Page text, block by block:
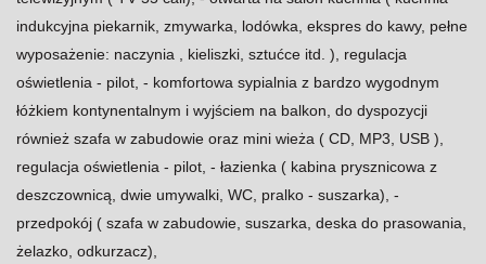
indukcyjna piekarnik, zmywarka, lodówka, ekspres do kawy, pełne
wyposażenie: naczynia , kieliszki, sztućce itd. ), regulacja
oświetlenia - pilot, - komfortowa sypialnia z bardzo wygodnym
łóżkiem kontynentalnym i wyjściem na balkon, do dyspozycji
również szafa w zabudowie oraz mini wieża ( CD, MP3, USB ),
regulacja oświetlenia - pilot, - łazienka ( kabina prysznicowa z
deszczownicą, dwie umywalki, WC, pralko - suszarka), -
przedpokój ( szafa w zabudowie, suszarka, deska do prasowania,
żelazko, odkurzacz),